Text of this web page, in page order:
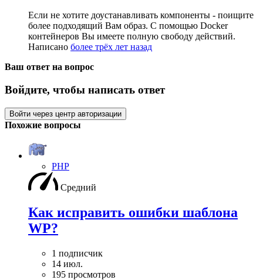
Если не хотите доустанавливать компоненты - поищите
более подходящий Вам образ. С помощью Docker
контейнеров Вы имеете полную свободу действий.
Написано более трёх лет назад
Ваш ответ на вопрос
Войдите, чтобы написать ответ
Войти через центр авторизации
Похожие вопросы
PHP
Средний
Как исправить ошибки шаблона
WP?
1 подписчик
14 июл.
195 просмотров